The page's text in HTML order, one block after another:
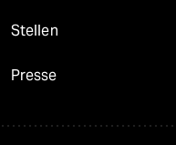
Stellen
Presse